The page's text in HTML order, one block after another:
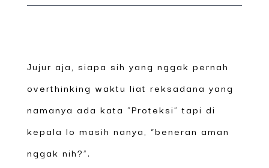
Jujur aja, siapa sih yang nggak pernah
overthinking waktu liat reksadana yang
namanya ada kata “Proteksi” tapi di
kepala lo masih nanya, “beneran aman
nggak nih?”.